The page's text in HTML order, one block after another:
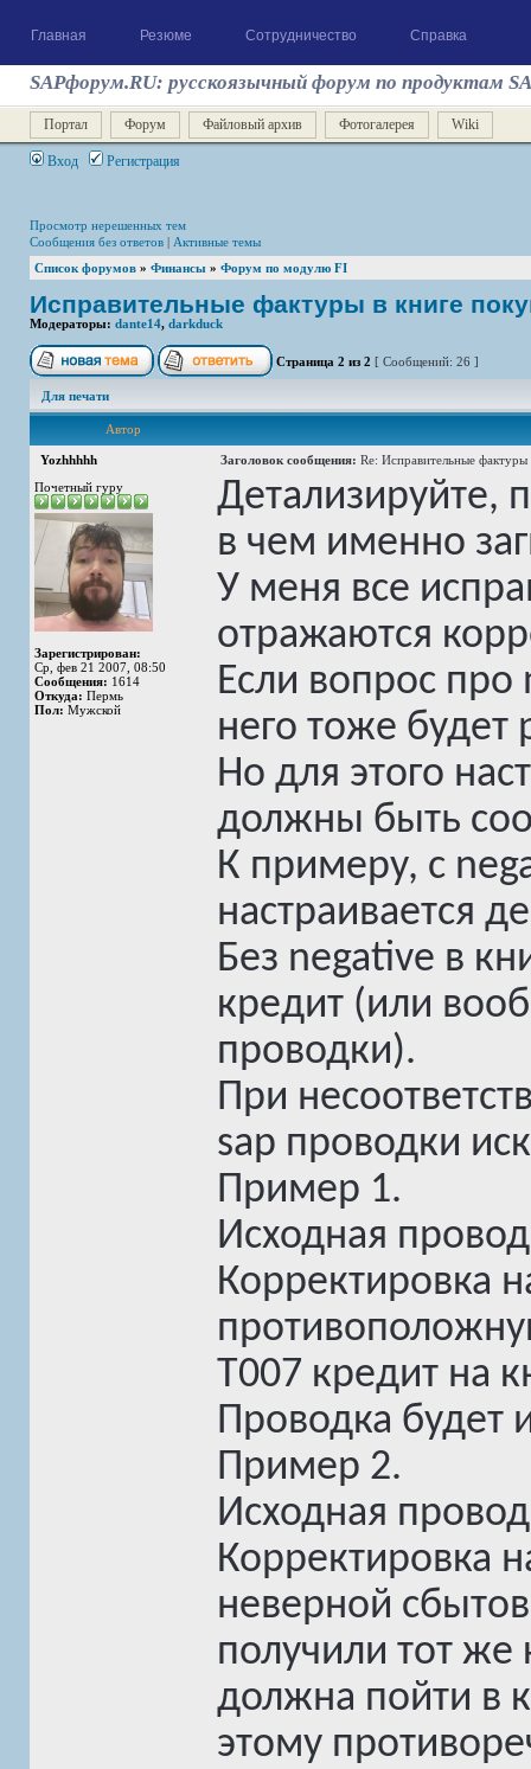
Главная Резюме Сотрудничество Справка
SAPфорум.RU: русскоязычный форум по продуктам
Портал Форум Файловый архив Фотогалерея Wiki
Вход Регистрация
Просмотр нерешенных тем
Сообщения без ответов | Активные темы
Список форумов » Финансы » Форум по модулю FI
Исправительные фактуры в книге
Модераторы: dante14, darkduck
Страница 2 из 2 [ Сообщений: 26 ]
Для печати
Автор
Yozhhhhh Заголовок сообщения: Re: Исправительные
Почетный гуру
Зарегистрирован:
Ср, фев 21 2007, 08:50
Сообщения: 1614
Откуда: Пермь
Пол: Мужской
Детализируйте,
в чем именно
У меня все
отражаются
Если вопрос про
него тоже будет
Но для этого
должны быть
К примеру, с
настраивается
Без negative в
кредит (или
проводки).
При
sap проводки
Пример 1.
Исходная
Корректировка
T007 кредит на
Проводка будет
Пример 2.
Исходная
Корректировка
неверной
получили тот же
должна пойти в
этому